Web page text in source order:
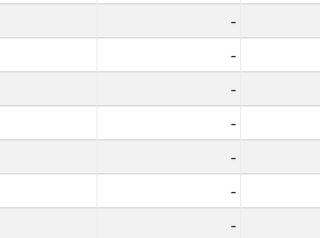
-
-
-
-
-
-
-